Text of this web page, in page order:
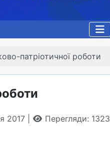
патріотичної роботи
2017 Перегляди: 1323